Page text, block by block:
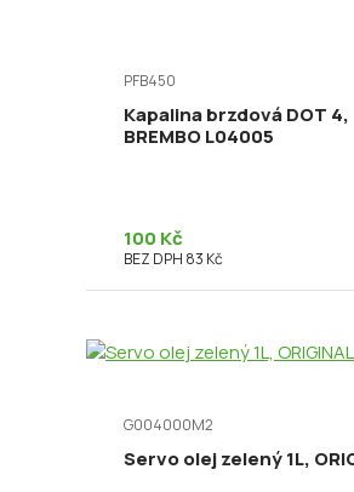
PFB450
Kapalina brzdová DOT 4,
BREMBO L04005
100 Kč
BEZ DPH 83 Kč
G004000M2
Servo olej zelený 1L,